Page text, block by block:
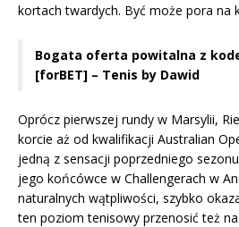
kortach twardych. Być może pora na
Bogata oferta powitalna z
[forBET] – Tenis by Dawid
Oprócz pierwszej rundy w Marsylii,
korcie aż od kwalifikacji Australian
jedną z sensacji poprzedniego
jego końcówce w Challengerach w
naturalnych wątpliwości, szybko
ten poziom tenisowy przenosić też